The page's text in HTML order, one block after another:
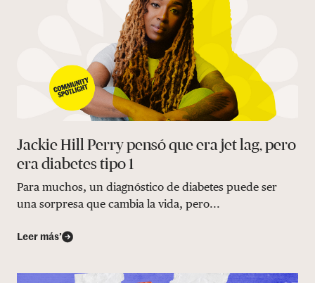
Jackie Hill Perry pensó que era jet lag, pero
era diabetes tipo 1
Para muchos, un diagnóstico de diabetes puede ser
una sorpresa que cambia la vida, pero...
Leer más’